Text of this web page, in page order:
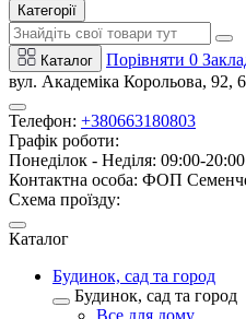
Категорії
Каталог Порівняти 0
вул. Академіка Корольова, 92,
Телефон: +380663180803
Графік роботи:
Понеділок - Неділя: 09:00-20:00
Контактна особа: ФОП
Схема проїзду:
Каталог
Будинок, сад та город
Будинок, сад та город
Все для дому